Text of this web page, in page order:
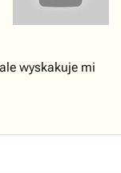
wyskakuje mi